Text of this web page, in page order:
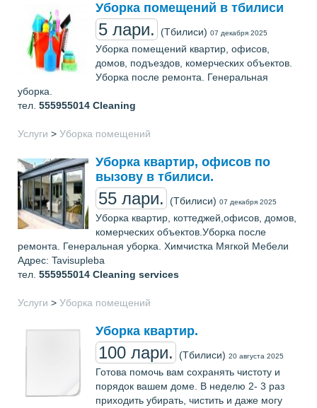
Уборка помещений в тбилиси
5 лари. (Тбилиси) 07 декабря 2025
Уборка помещений квартир, офисов,
домов, подъездов, комерческих объектов.
Уборка после ремонта. Генеральная
уборка.
тел. 555955014 Cleaning
Услуги > Уборка помещений
Уборка квартир, офисов по
вызову в тбилиси.
55 лари. (Тбилиси) 07 декабря 2025
Уборка квартир, коттеджей,офисов, домов,
комерческих объектов.Уборка после
ремонта. Генеральная уборка. Химчистка Мягкой Мебели
Адрес: Tavisupleba
тел. 555955014 Cleaning services
Услуги > Уборка помещений
Уборка квартир.
100 лари. (Тбилиси) 20 августа 2025
Готова помочь вам сохранять чистоту и
порядок вашем доме. В неделю 2- 3 раз
приходить убирать, чистить и даже могу